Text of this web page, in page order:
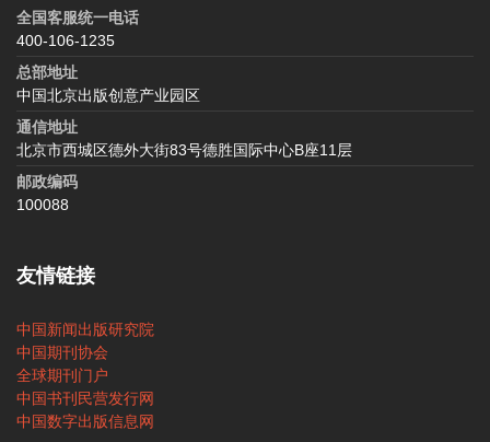
全国客服统一电话
400-106-1235
总部地址
中国北京出版创意产业园区
通信地址
北京市西城区德外大街83号德胜国际中心B座11层
邮政编码
100088
友情链接
中国新闻出版研究院
中国期刊协会
全球期刊门户
中国书刊民营发行网
中国数字出版信息网